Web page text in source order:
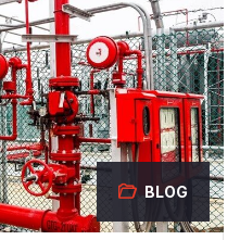
BLOG